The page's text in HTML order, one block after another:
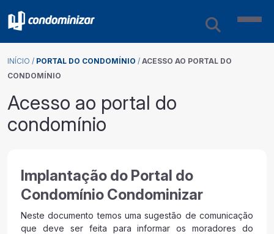
INÍCIO / PORTAL DO CONDOMÍNIO / ACESSO AO PORTAL DO
CONDOMÍNIO
Acesso ao portal do
condomínio
Implantação do Portal do
Condomínio Condominizar
Neste documento temos uma sugestão de comunicação
que deve ser feita para informar os moradores do